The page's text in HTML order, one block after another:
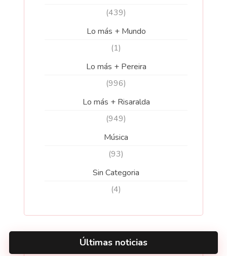
(439)
Lo más + Mundo
(1)
Lo más + Pereira
(996)
Lo más + Risaralda
(949)
Música
(93)
Sin Categoria
(4)
Últimas noticias